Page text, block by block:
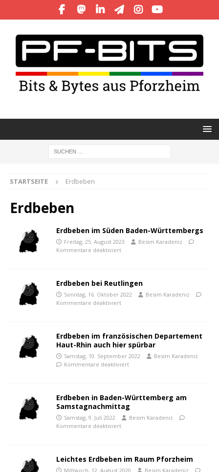
STARTSEITE Erdbeben
Erdbeben
Erdbeben im Süden Baden-Württembergs
Freitag, 25. August 2023
Besim Karadeniz
Kommentare deaktiviert
Erdbeben bei Reutlingen
Sonntag, 16. Oktober 2022
Besim Karadeniz
Kommentare deaktiviert
Erdbeben im französischen Departement
Haut-Rhin auch hier spürbar
Samstag, 10. September 2022
Besim Karadeniz
Kommentare deaktiviert
Erdbeben in Baden-Württemberg am
Samstagnachmittag
Samstag, 9. Juli 2022
Besim Karadeniz
Kommentare deaktiviert
Leichtes Erdbeben im Raum Pforzheim
Mittwoch, 12. August 2020
Besim Karadeniz